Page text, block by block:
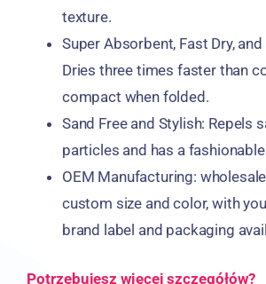
texture.
Super Absorbent, Fast Dry,
Dries three times faster than
compact when folded.
Sand Free and Stylish: Repels
particles and has a
OEM Manufacturing:
custom size and color,with
brand label and packaging
Potrzebujesz więcej szczegółów?